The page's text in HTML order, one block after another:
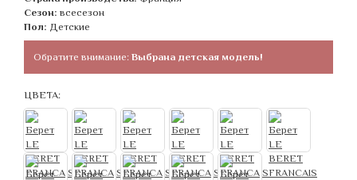
Сезон: всесезон
Пол: Детские
Обратите внимание: Выбрана детская модель!
ЦВЕТА: